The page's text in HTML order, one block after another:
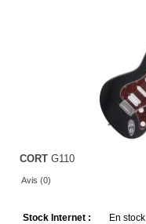
CORT G110
Avis (0)
Stock Internet :
En stock